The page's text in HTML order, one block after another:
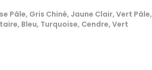
Pâle, Gris Chiné, Jaune Clair, Vert Pâle,
Bleu, Turquoise, Cendre, Vert